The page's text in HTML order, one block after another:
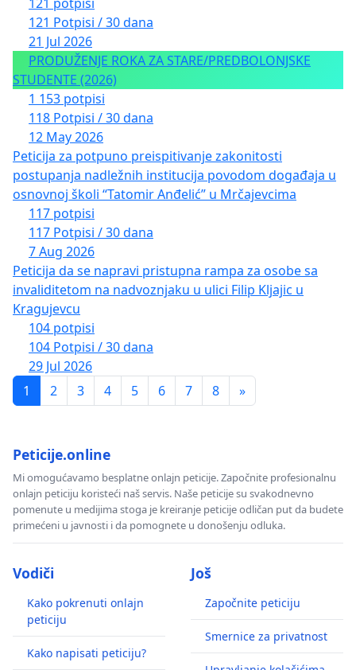
121 Potpisi / 30 dana
21 Jul 2026
PRODUŽENJE ROKA ZA STARE/PREDBOLONJSKE
STUDENTE (2026)
1 153 potpisi
118 Potpisi / 30 dana
12 May 2026
Peticija za potpuno preispitivanje zakonitosti
postupanja nadležnih institucija povodom događaja u
osnovnoj školi “Tatomir Anđelić” u Mrčajevcima
117 potpisi
117 Potpisi / 30 dana
7 Aug 2026
Peticija da se napravi pristupna rampa za osobe sa
invaliditetom na nadvoznjaku u ulici Filip Kljajic u
Kragujevcu
104 potpisi
104 Potpisi / 30 dana
29 Jul 2026
1
2 3 4 5 6 7 8 »
Peticije.online
Mi omogućavamo besplatne onlajn peticije. Započnite profesionalnu
onlajn peticiju koristeći naš servis. Naše peticije su svakodnevno
pomenute u medijima stoga je kreiranje peticije odličan put da budete
primećeni u javnosti i da pomognete u donošenju odluka.
Vodiči
Kako pokrenuti onlajn
peticiju
Kako napisati peticiju?
Još
Započnite peticiju
Smernice za privatnost